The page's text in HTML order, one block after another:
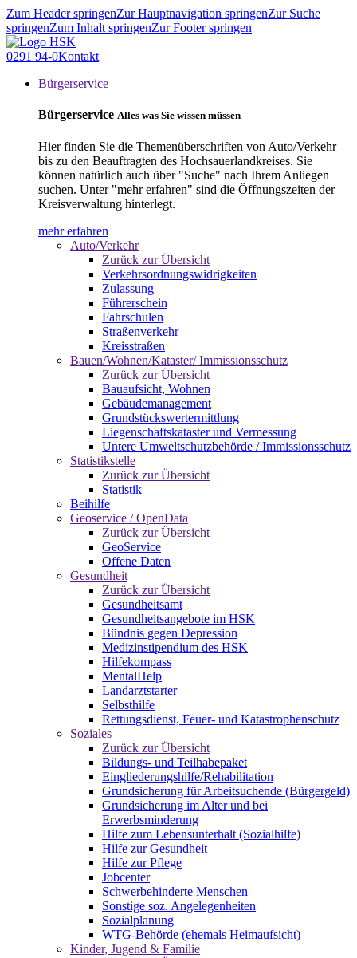
Zum Header springenZur Hauptnavigation springenZur Suche
springenZum Inhalt springenZur Footer springen
0291 94-0Kontakt
Bürgerservice
Bürgerservice Alles was Sie wissen müssen
Hier finden Sie die Themenüberschriften von Auto/Verkehr
bis zu den Beauftragten des Hochsauerlandkreises. Sie
können natürlich auch über "Suche" nach Ihrem Anliegen
suchen. Unter "mehr erfahren" sind die Öffnungszeiten der
Kreisverwaltung hinterlegt.
mehr erfahren
Auto/Verkehr
Zurück zur Übersicht
Verkehrsordnungswidrigkeiten
Zulassung
Führerschein
Fahrschulen
Straßenverkehr
Kreisstraßen
Bauen/Wohnen/Kataster/ Immissionsschutz
Zurück zur Übersicht
Bauaufsicht, Wohnen
Gebäudemanagement
Grundstückswertermittlung
Liegenschaftskataster und Vermessung
Untere Umweltschutzbehörde / Immissionsschutz
Statistikstelle
Zurück zur Übersicht
Statistik
Beihilfe
Geoservice / OpenData
Zurück zur Übersicht
GeoService
Offene Daten
Gesundheit
Zurück zur Übersicht
Gesundheitsamt
Gesundheitsangebote im HSK
Bündnis gegen Depression
Medizinstipendium des HSK
Hilfekompass
MentalHelp
Landarztstarter
Selbsthilfe
Rettungsdienst, Feuer- und Katastrophenschutz
Soziales
Zurück zur Übersicht
Bildungs- und Teilhabepaket
Eingliederungshilfe/Rehabilitation
Grundsicherung für Arbeitsuchende (Bürgergeld)
Grundsicherung im Alter und bei
Erwerbsminderung
Hilfe zum Lebensunterhalt (Sozialhilfe)
Hilfe zur Gesundheit
Hilfe zur Pflege
Jobcenter
Schwerbehinderte Menschen
Sonstige soz. Angelegenheiten
Sozialplanung
WTG-Behörde (ehemals Heimaufsicht)
Kinder, Jugend & Familie